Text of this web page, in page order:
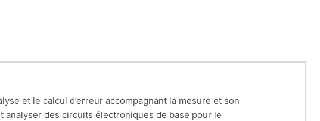
et le calcul d’erreur accompagnant la mesure et son
des circuits électroniques de base pour le